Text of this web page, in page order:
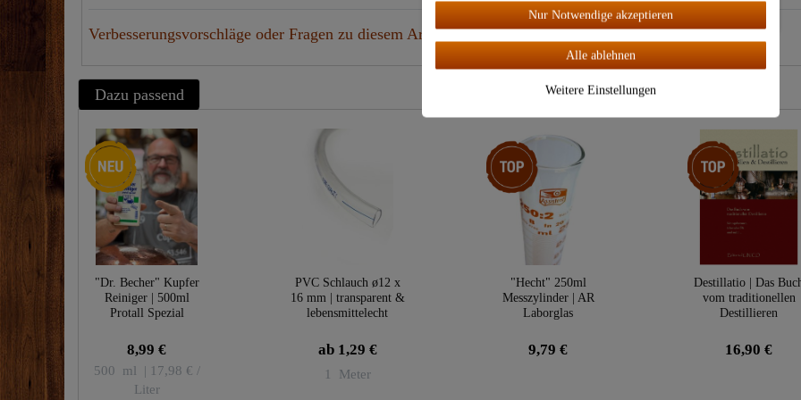
Verbesserungsvorschläge oder Fragen zu diesem Artikel
Dazu passend
Neuheit
"Dr. Becher" Kupfer
Reiniger | 500ml
Protall Spezial
8,99 €
500 ml
| 17,98 € /
Liter
PVC Schlauch ø12 x
16 mm | transparent &
lebensmittelecht
ab 1,29 €
1 Meter
Top-Artikel
"Hecht" 250ml
Messzylinder | AR
Laborglas
9,79 €
Top-Artikel
Destillatio | Das
vom traditionellen
Destillieren
16,90 €
n
Nur Notwendige akzeptieren
Alle ablehnen
Weitere Einstellungen